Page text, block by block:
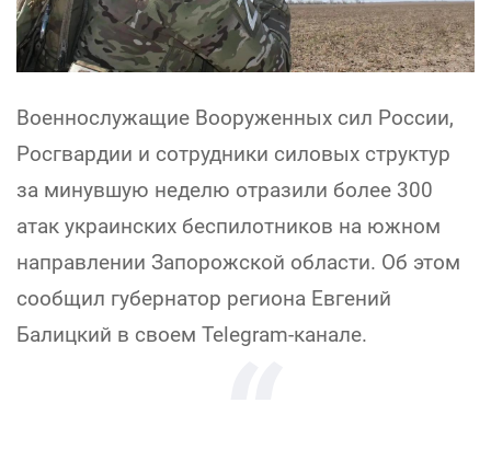
Военнослужащие Вооруженных сил России,
Росгвардии и сотрудники силовых структур
за минувшую неделю отразили более 300
атак украинских беспилотников на южном
направлении Запорожской области. Об этом
сообщил губернатор региона Евгений
Балицкий в своем Telegram-канале.